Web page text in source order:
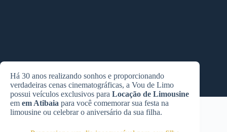
Há 30 anos realizando sonhos e proporcionando
verdadeiras cenas cinematográficas, a Vou de Limo
possui veículos exclusivos para Locação de Limousine
em em Atibaia para você comemorar sua festa na
limousine ou celebrar o aniversário da sua filha.